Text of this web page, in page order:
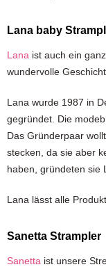
Lana baby
Lana ist auch ein
wundervolle
Lana wurde 1987 in
gegründet. Die
Das Gründerpaar
stecken, da sie aber
haben, gründeten sie
Lana lässt alle
Sanetta Strampler
Sanetta ist unsere